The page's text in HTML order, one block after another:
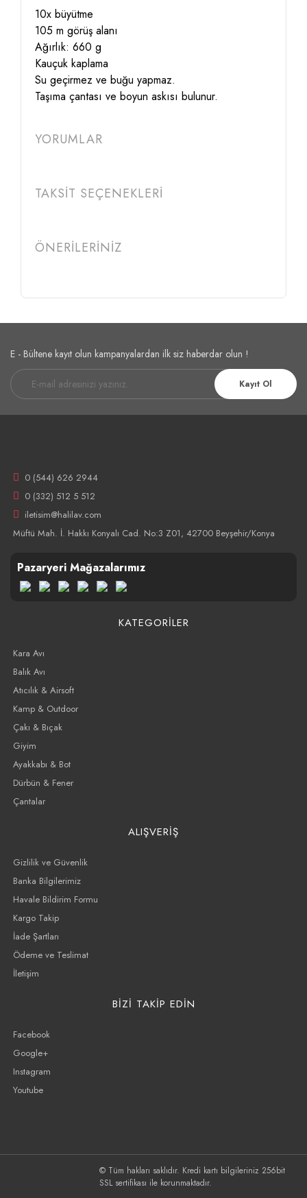
10x büyütme
105 m görüş alanı
Ağırlık: 660 g
Kauçuk kaplama
Su geçirmez ve buğu yapmaz.
Taşıma çantası ve boyun askısı bulunur.
YORUMLAR
TAKSİT SEÇENEKLERİ
ÖNERİLERİNİZ
E - Bültene kayıt olun kampanyalardan ilk siz haberdar olun !
Kayıt Ol
0 (544) 626 2944
0 (332) 512 5 512
iletisim@halilav.com
Müftü Mah. İ. Hakkı Konyalı Cad. No:3 Z01, 42700 Beyşehir/Konya
Pazaryeri Mağazalarımız
KATEGORİLER
Kara Avı
Balık Avı
Atıcılık & Airsoft
Kamp & Outdoor
Çakı & Bıçak
Giyim
Ayakkabı & Bot
Dürbün & Fener
Çantalar
ALIŞVERİŞ
Gizlilik ve Güvenlik
Banka Bilgilerimiz
Havale Bildirim Formu
Kargo Takip
İade Şartları
Ödeme ve Teslimat
İletişim
BİZİ TAKİP EDİN
Facebook
Google+
Instagram
Youtube
© Tüm hakları saklıdır. Kredi kartı bilgileriniz 256bit
SSL sertifikası ile korunmaktadır.